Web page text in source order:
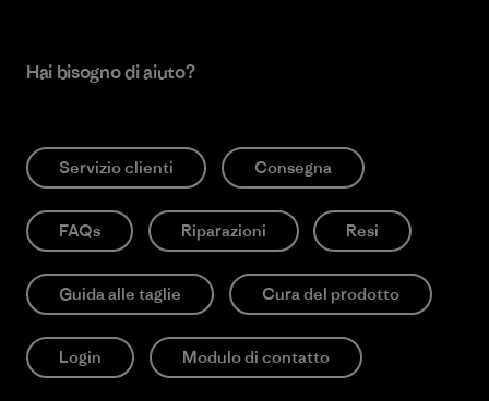
Hai bisogno di aiuto?
Servizio clienti Consegna
FAQs Riparazioni Resi
Guida alle taglie Cura del prodotto
Login Modulo di contatto